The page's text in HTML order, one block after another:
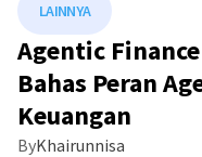
LAINNYA
Agentic
Bahas Peran
Keuangan
ByKhairunnisa